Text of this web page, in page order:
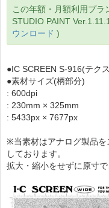
この年額・月額利用プ
STUDIO PAINT
ウンロード )
●IC SCREEN S-916(テク
●素材サイズ(柄部分)
: 600dpi
: 230mm × 325mm
: 5433px × 7677px
※当素材はアナログ製品を
しております。
拡大・縮小をせずに原寸で